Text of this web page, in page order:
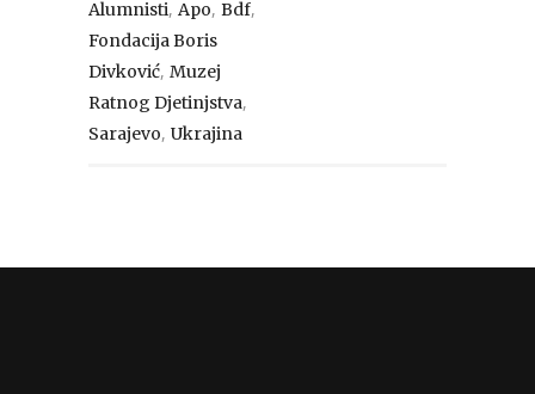
Alumnisti, Apo, Bdf,
Fondacija Boris
Divković, Muzej
Ratnog Djetinjstva,
Sarajevo, Ukrajina